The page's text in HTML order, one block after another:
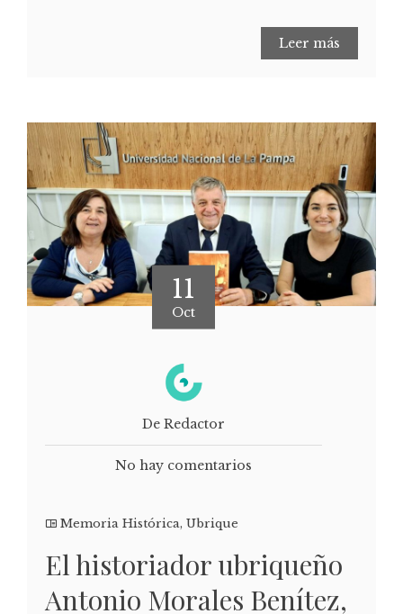
Leer más
11
Oct
De Redactor
No hay comentarios
Memoria Histórica, Ubrique
El historiador ubriqueño
Antonio Morales Benítez,